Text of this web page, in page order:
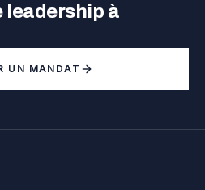
leadership à
UN MANDAT